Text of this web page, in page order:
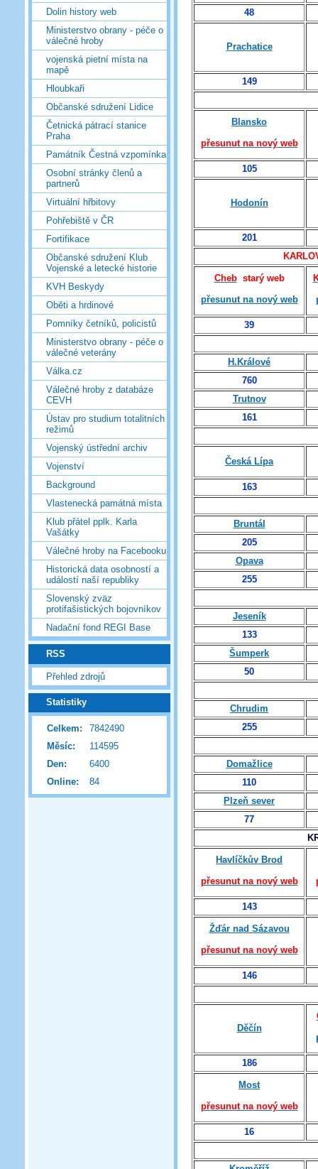
Dolin history web
Ministerstvo obrany - péče o
válečné hroby
vojenská pietní místa na
mapě
Hloubkaři
Občanské sdružení Lidice
Četnická pátrací stanice
Praha
Památník Čestná vzpomínka
Osobní stránky členů a
partnerů
Virtuální hřbitovy
Pohřebiště v ČR
Fortifikace
Občanské sdružení Klub
Vojenské a letecké historie
KVH Beskydy
Oběti a hrdinové
Pomníky četníků, policistů
Ministerstvo obrany - péče o
válečné veterány
Válka.cz
Válečné hroby z databáze
CEVH
Ústav pro studium totalitních
režimů
Vojenský ústřední archiv
Vojenství
Background
Vlastenecká památná místa
Klub přátel pplk. Karla
Vašátky
Válečné hroby na Facebooku
Historická data osobností a
událostí naší republiky
Slovenský zväz
protifašistických bojovníkov
Nadační fond REGI Base
RSS
Přehled zdrojů
Statistiky
Online: 84
Celkem:
7842490
Měsíc:
114595
Den:
6400
48
Prachatice
149
Blansko
přesunut na nový web
105
Hodonín
201
Cheb starý web
přesunut na nový web
39
H.Králové
760
Trutnov
161
Česká Lípa
163
Bruntál
205
Opava
255
Jeseník
133
Šumperk
50
Chrudim
255
Domažlice
110
Plzeň sever
77
Havlíčkův Brod
přesunut na nový web
143
Žďár nad Sázavou
přesunut na nový web
146
Děčín
186
Most
přesunut na nový web
16